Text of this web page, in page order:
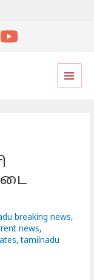
Main
breaking news,
news,
,tamilnadu